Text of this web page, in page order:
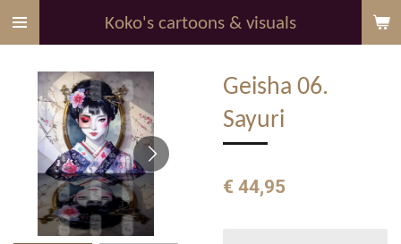
Ga
direct
hoofdinhoud
Koko's cartoons & visuals
Geisha 06.
Sayuri
€ 44,95